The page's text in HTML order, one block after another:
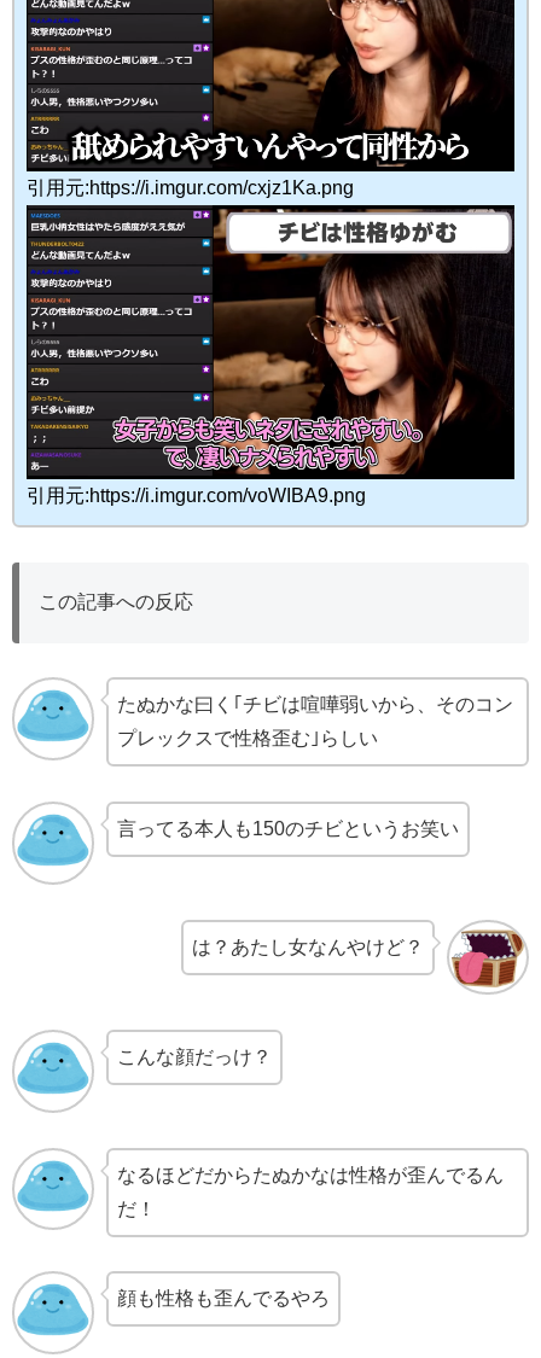
引用元:https://i.imgur.com/cxjz1Ka.png
引用元:https://i.imgur.com/voWIBA9.png
この記事への反応
たぬかな曰く｢チビは喧嘩弱いから、そのコン
プレックスで性格歪む｣らしい
言ってる本人も150のチビというお笑い
は？あたし女なんやけど？
こんな顔だっけ？
なるほどだからたぬかなは性格が歪んでるん
だ！
顔も性格も歪んでるやろ